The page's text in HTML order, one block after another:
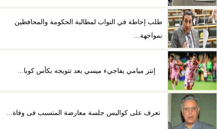
طلب إحاطة في النواب لمطالبة الحكومة والمحافظين
بمواجهة...
إنتر ميامي يفاجيء ميسي بعد تتويجه بكأس كوبا...
تعرف على كواليس جلسة معارضة المتسبب فى وفاة...